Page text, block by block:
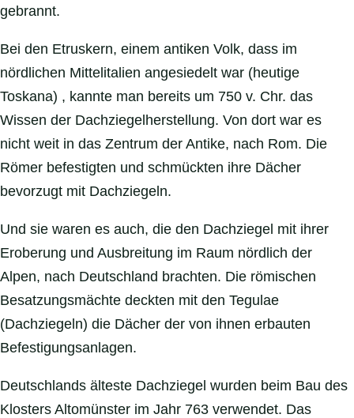
gebrannt.
Bei den Etruskern, einem antiken Volk, dass im
nördlichen Mittelitalien angesiedelt war (heutige
Toskana) , kannte man bereits um 750 v. Chr. das
Wissen der Dachziegelherstellung. Von dort war es
nicht weit in das Zentrum der Antike, nach Rom. Die
Römer befestigten und schmückten ihre Dächer
bevorzugt mit Dachziegeln.
Und sie waren es auch, die den Dachziegel mit ihrer
Eroberung und Ausbreitung im Raum nördlich der
Alpen, nach Deutschland brachten. Die römischen
Besatzungsmächte deckten mit den Tegulae
(Dachziegeln) die Dächer der von ihnen erbauten
Befestigungsanlagen.
Deutschlands älteste Dachziegel wurden beim Bau des
Klosters Altomünster im Jahr 763 verwendet. Das